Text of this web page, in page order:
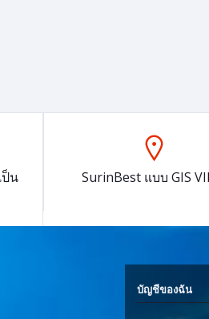
น SurinBest แบบ GIS
บัญชีของฉัน